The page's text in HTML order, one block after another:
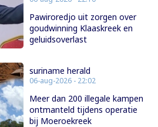
Pawiroredjo uit zorgen over
goudwinning Klaaskreek en
geluidsoverlast
suriname herald
06-aug-2026 - 22:02
Meer dan 200 illegale kampen
ontmanteld tijdens operatie
bij Moeroekreek